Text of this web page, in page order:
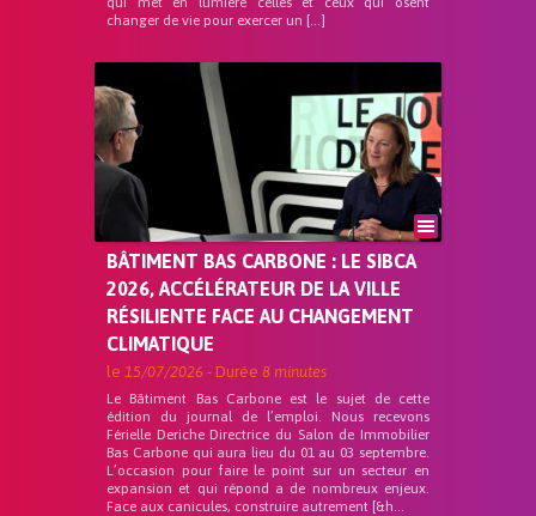
changer de vie pour exercer un […]
BÂTIMENT BAS CARBONE : LE SIBCA
2026, ACCÉLÉRATEUR DE LA VILLE
RÉSILIENTE FACE AU CHANGEMENT
CLIMATIQUE
le 15/07/2026 - Durée 8 minutes
Le Bâtiment Bas Carbone est le sujet de cette
édition du journal de l’emploi. Nous recevons
Férielle Deriche Directrice du Salon de Immobilier
Bas Carbone qui aura lieu du 01 au 03 septembre.
L’occasion pour faire le point sur un secteur en
expansion et qui répond a de nombreux enjeux.
Face aux canicules, construire autrement [&h...